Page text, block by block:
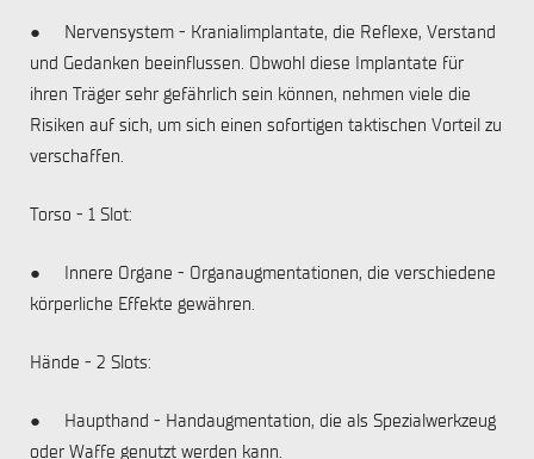
● Nervensystem - Kranialimplantate, die Reflexe, Verstand
und Gedanken beeinflussen. Obwohl diese Implantate für
ihren Träger sehr gefährlich sein können, nehmen viele die
Risiken auf sich, um sich einen sofortigen taktischen Vorteil zu
verschaffen.
Torso - 1 Slot:
● Innere Organe - Organaugmentationen, die verschiedene
körperliche Effekte gewähren.
Hände - 2 Slots:
● Haupthand - Handaugmentation, die als Spezialwerkzeug
oder Waffe genutzt werden kann.